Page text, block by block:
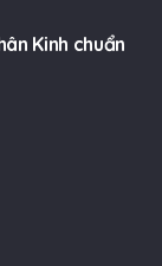
Kinh chuẩn